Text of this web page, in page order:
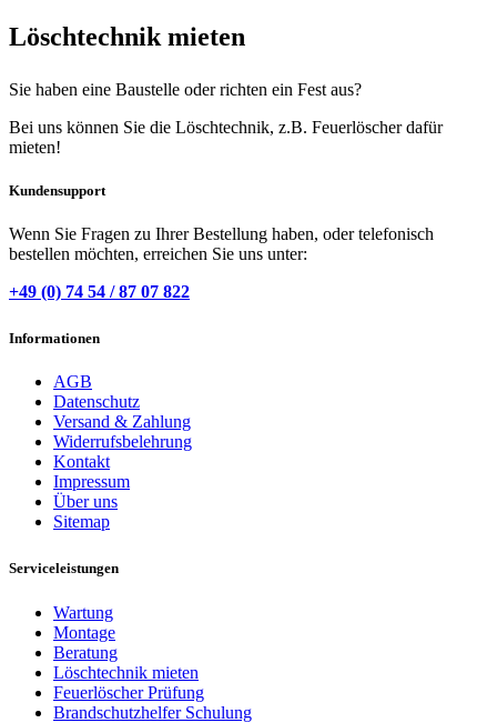
Löschtechnik mieten
Sie haben eine Baustelle oder richten ein Fest aus?
Bei uns können Sie die Löschtechnik, z.B. Feuerlöscher dafür
mieten!
Kundensupport
Wenn Sie Fragen zu Ihrer Bestellung haben, oder telefonisch
bestellen möchten, erreichen Sie uns unter:
+49 (0) 74 54 / 87 07 822
Informationen
AGB
Datenschutz
Versand & Zahlung
Widerrufsbelehrung
Kontakt
Impressum
Über uns
Sitemap
Serviceleistungen
Wartung
Montage
Beratung
Löschtechnik mieten
Feuerlöscher Prüfung
Brandschutzhelfer Schulung